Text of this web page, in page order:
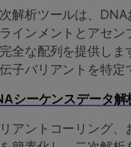
解析ツールは、
インメントとアセン
全な配列を提供しま
子バリアントを特定
シーケンスデータ解
アントコーリング、